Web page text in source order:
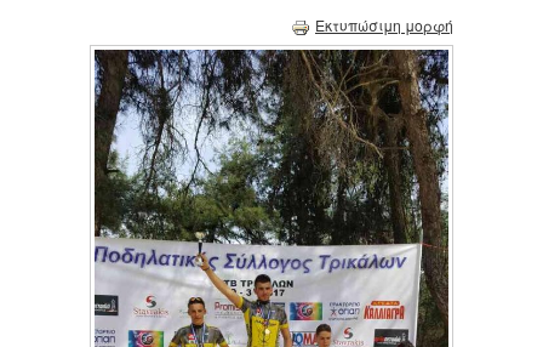
Εκτυπώσιμη μορφή